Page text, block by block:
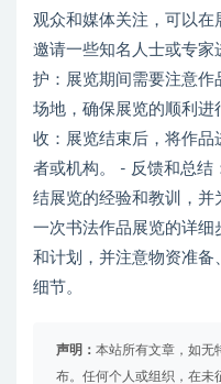
观众和媒体关注，可以在
邀请一些知名人士或专家
护：展览期间需要注意
场地，确保展览的顺利进
收：展览结束后，将作
者或机构。 - 反馈和总结
结展览的经验和教训，并
一次书法作品展览的详细
和计划，并注意物资准备
细节。
声明： 本站所有文章，如无
布。任何个人或组织，在未